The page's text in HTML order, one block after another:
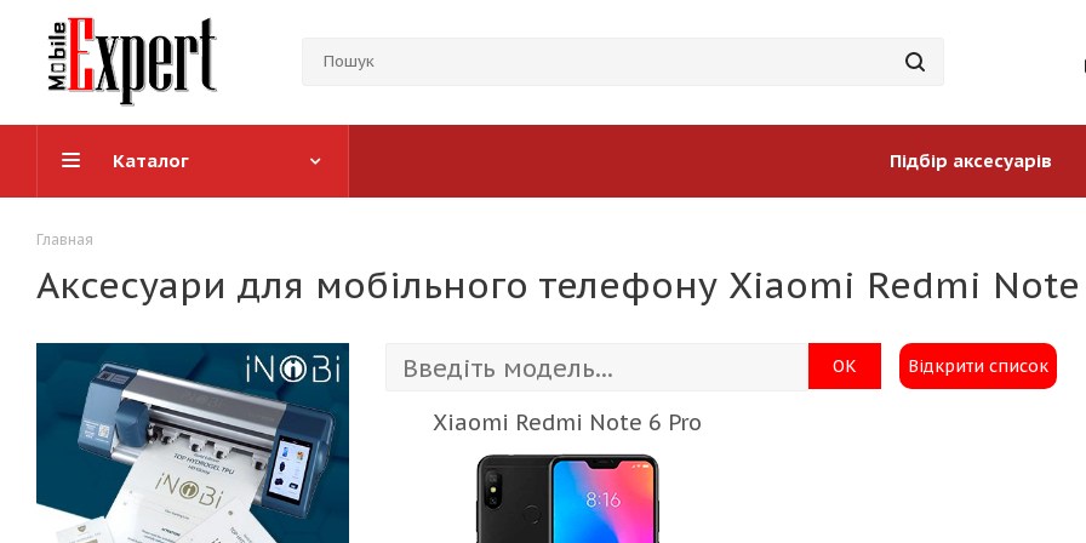
Каталог Підбір аксесуарів
Главная
Аксесуари для мобільного телефону Xiaomi Redmi Note
ОК Відкрити список
Xiaomi Redmi Note 6 Pro